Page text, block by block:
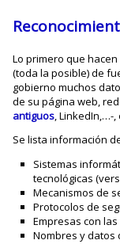
Lo primero que
(toda la posible) de
gobierno muchos
de su página web,
antiguos, LinkedIn,…-,
Se lista información
Sistemas
tecnológicas
Mecanismos de
Protocolos de
Empresas con
Nombres y datos